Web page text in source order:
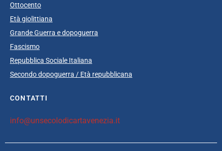
Ottocento
Età giolittiana
Grande Guerra e dopoguerra
Fascismo
Repubblica Sociale Italiana
Secondo dopoguerra / Età repubblicana
CONTATTI
info@unsecolodicartavenezia.it